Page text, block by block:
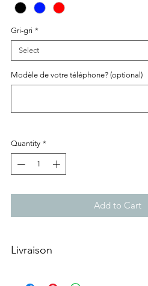
Gri-gri *
Select
Modèle de votre téléphone? (optional)
Quantity *
Add to Cart
Livraison